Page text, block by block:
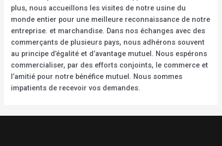
plus, nous accueillons les visites de notre usine du
monde entier pour une meilleure reconnaissance de notre
entreprise. et marchandise. Dans nos échanges avec des
commerçants de plusieurs pays, nous adhérons souvent
au principe d’égalité et d’avantage mutuel. Nous espérons
commercialiser, par des efforts conjoints, le commerce et
l’amitié pour notre bénéfice mutuel. Nous sommes
impatients de recevoir vos demandes.